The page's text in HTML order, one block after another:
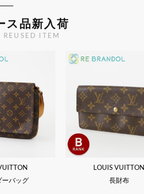
品新入荷
REUSED ITEM
ーバッグ
LOUIS VUITTON
長財布